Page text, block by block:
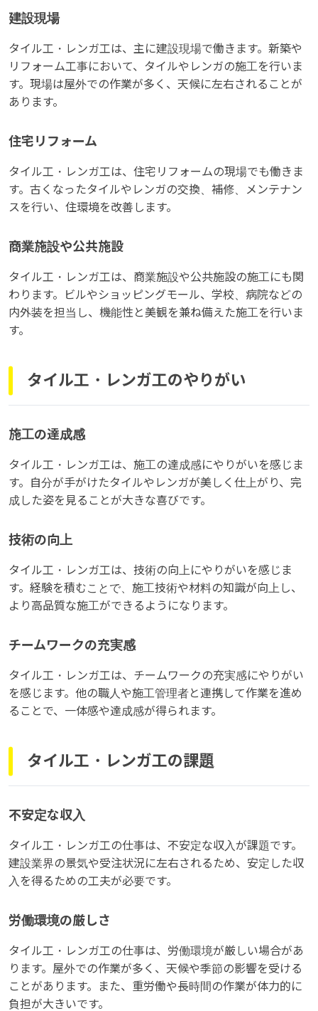
建設現場
タイル工・レンガ工は、主に建設現場で働きます。新築や
リフォーム工事において、タイルやレンガの施工を行いま
す。現場は屋外での作業が多く、天候に左右されることが
あります。
住宅リフォーム
タイル工・レンガ工は、住宅リフォームの現場でも働きま
す。古くなったタイルやレンガの交換、補修、メンテナン
スを行い、住環境を改善します。
商業施設や公共施設
タイル工・レンガ工は、商業施設や公共施設の施工にも関
わります。ビルやショッピングモール、学校、病院などの
内外装を担当し、機能性と美観を兼ね備えた施工を行いま
す。
タイル工・レンガ工のやりがい
施工の達成感
タイル工・レンガ工は、施工の達成感にやりがいを感じま
す。自分が手がけたタイルやレンガが美しく仕上がり、完
成した姿を見ることが大きな喜びです。
技術の向上
タイル工・レンガ工は、技術の向上にやりがいを感じま
す。経験を積むことで、施工技術や材料の知識が向上し、
より高品質な施工ができるようになります。
チームワークの充実感
タイル工・レンガ工は、チームワークの充実感にやりがい
を感じます。他の職人や施工管理者と連携して作業を進め
ることで、一体感や達成感が得られます。
タイル工・レンガ工の課題
不安定な収入
タイル工・レンガ工の仕事は、不安定な収入が課題です。
建設業界の景気や受注状況に左右されるため、安定した収
入を得るための工夫が必要です。
労働環境の厳しさ
タイル工・レンガ工の仕事は、労働環境が厳しい場合があ
ります。屋外での作業が多く、天候や季節の影響を受ける
ことがあります。また、重労働や長時間の作業が体力的に
負担が大きいです。